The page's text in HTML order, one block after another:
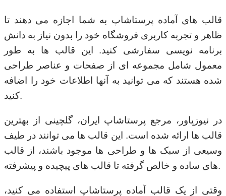
قالب های آماده پرستاشاپ به شما اجازه می دهند تا
ظاهر و تجربه کاربری فروشگاه خود را بدون نیاز به دانش
برنامه نویسی سفارشی کنید. این قالب ها به طور
معمول شامل مجموعه ای از صفحات و عناصر طراحی
شده هستند که می توانید به آنها اطلاعات خود را اضافه
کنید.
در نیوزپاور، مرجع پرستاشاپ ایران، گلچینی از بهترین
قالب ها ارائه شده است. این قالب ها می توانند در طیف
وسیعی از سبک ها و طراحی ها موجود باشند، از قالب
های ساده و خالص گرفته تا قالب های پیچیده و پیشرفته.
وقتی از یک قالب آماده پرستاشاپ استفاده می کنید،